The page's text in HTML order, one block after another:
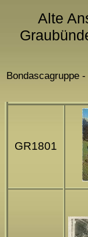
Alte
Bondascagruppe
GR1801